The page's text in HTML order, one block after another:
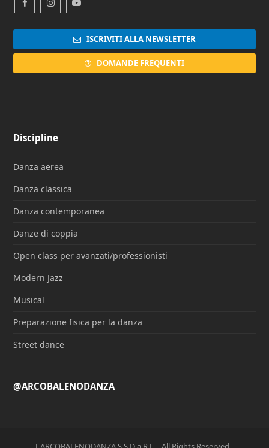
FacebookInstagramYoutube
ISCRIVITI ALLA NEWSLETTER
DOMANDE FREQUENTI
Discipline
Danza aerea
Danza classica
Danza contemporanea
Danze di coppia
Open class per avanzati/professionisti
Modern Jazz
Musical
Preparazione fisica per la danza
Street dance
@ARCOBALENODANZA